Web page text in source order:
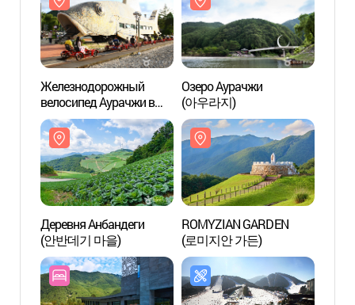
Железнодорожный
велосипед Аурачжи в
Чонсоне (정선 아우라지
레일바이크)
Озеро Аурачжи
(아우라지)
Деревня Анбандеги
(안반데기 마을)
ROMYZIAN GARDEN
(로미지안 가든)